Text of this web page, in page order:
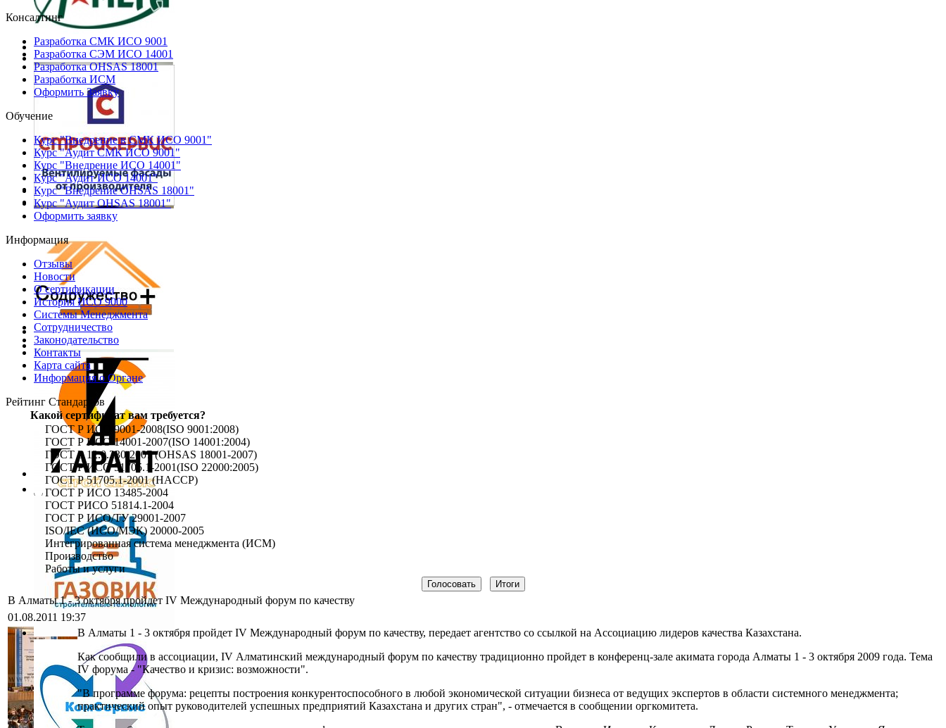
Консалтинг
Разработка СМК ИСО 9001
Разработка СЭМ ИСО 14001
Разработка OHSAS 18001
Разработка ИСМ
Оформить Заявку
Обучение
Курс "Внедрение в СМК ИСО 9001"
Курс "Аудит СМК ИСО 9001"
Курс "Внедрение ИСО 14001"
Курс "Аудит ИСО 14001"
Курс "Внедрение OHSAS 18001"
Курс "Аудит OHSAS 18001"
Оформить заявку
Информация
Отзывы
Новости
О сертификации
История ИСО 9000
Системы Менеджмента
Сотрудничество
Законодательство
Контакты
Карта сайта
Информация о Органе
Рейтинг Стандартов
Какой сертификат вам требуется?
ГОСТ Р ИСО 9001-2008(ISO 9001:2008)
ГОСТ Р ИСО 14001-2007(ISO 14001:2004)
ГОСТ Р 12.0.230-2007 (OHSAS 18001-2007)
ГОСТ Р ИСО 51705.1-2001(ISO 22000:2005)
ГОСТ Р 51705.1-2001 (HACCP)
ГОСТ Р ИСО 13485-2004
ГОСТ РИСО 51814.1-2004
ГОСТ Р ИСО/ТУ 29001-2007
ISO/IEC (ИСО/МЭК) 20000-2005
Интегрированная система менеджмента (ИСМ)
Производство
Работы и услуги
В Алматы 1 - 3 октября пройдет IV Международный форум по качеству
01.08.2011 19:37
В Алматы 1 - 3 октября пройдет IV Международный форум по качеству, передает агентство со ссылкой на Ассоциацию лидеров качества Казахстана.
Как сообщили в ассоциации, IV Алматинский международный форум по качеству традиционно пройдет в конференц-зале акимата города Алматы 1 - 3 октября 2009 года. Тема
IV форума - "Качество и кризис: возможности".
"В программе форума: рецепты построения конкурентоспособного в любой экономической ситуации бизнеса от ведущих экспертов в области системного менеджмента;
практический опыт руководителей успешных предприятий Казахстана и других стран", - отмечается в сообщении оргкомитета.